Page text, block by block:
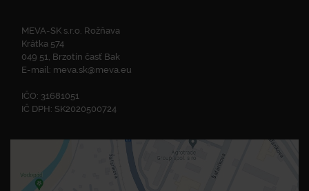
MEVA-SK s.r.o. Rožňava
Krátka 574
049 51, Brzotín časť Bak
E-mail: meva.sk@meva.eu
IČO: 31681051
IČ DPH: SK2020500724